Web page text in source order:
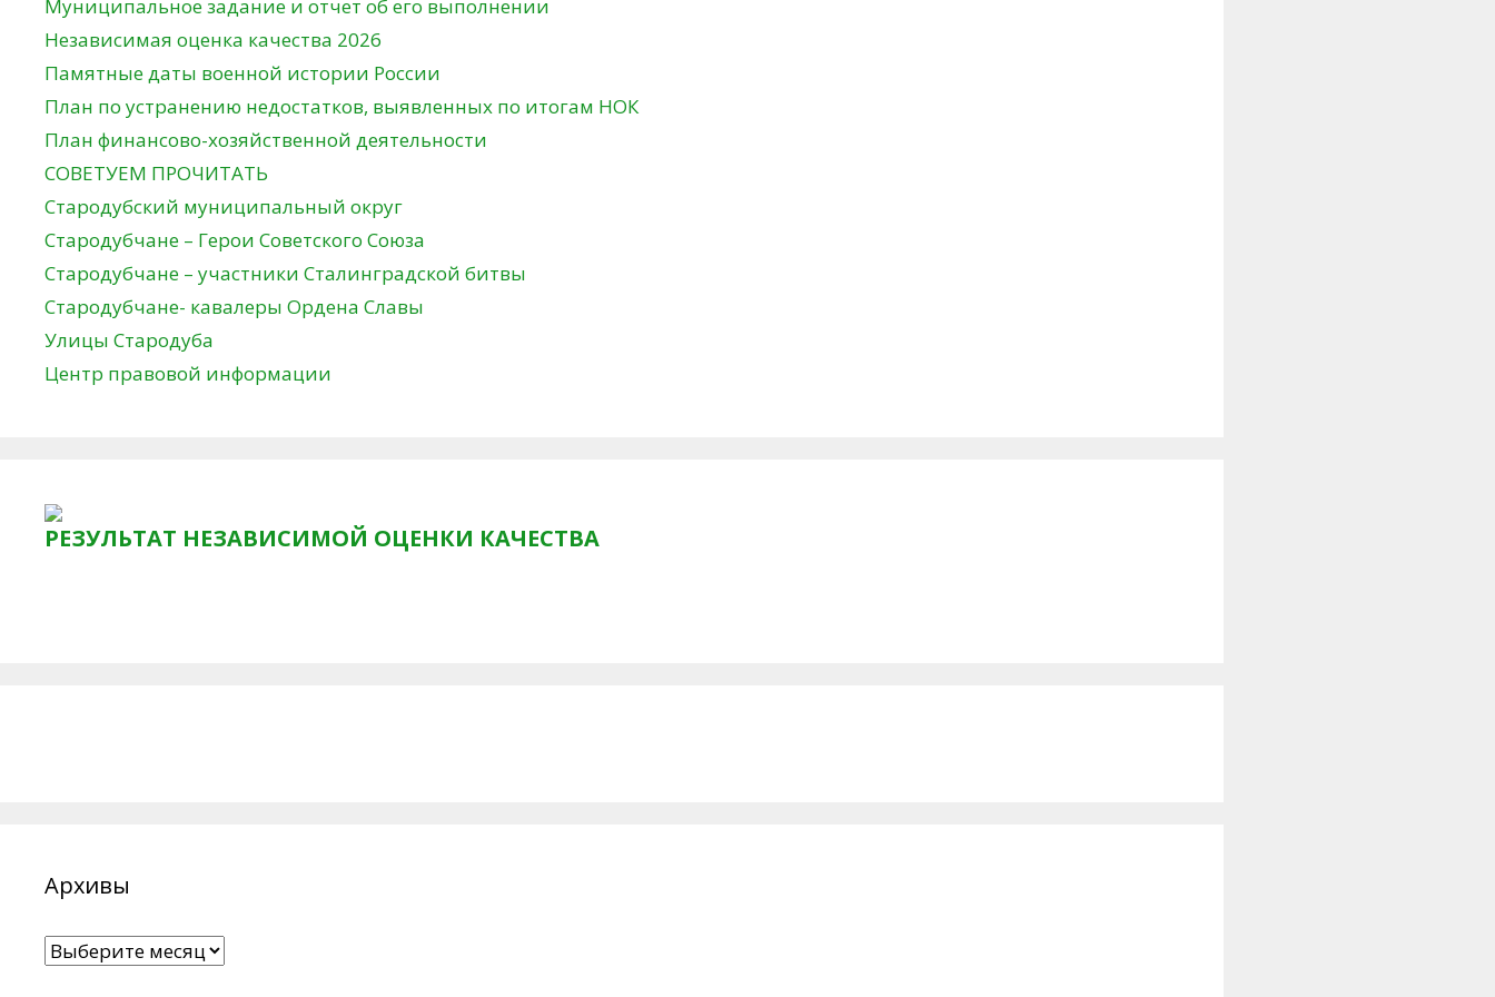
Муниципальное задание и отчет об его выполнении
Независимая оценка качества 2026
Памятные даты военной истории России
План по устранению недостатков, выявленных по итогам НОК
План финансово-хозяйственной деятельности
СОВЕТУЕМ ПРОЧИТАТЬ
Стародубский муниципальный округ
Стародубчане – Герои Советского Союза
Стародубчане – участники Сталинградской битвы
Стародубчане- кавалеры Ордена Славы
Улицы Стародуба
Центр правовой информации
РЕЗУЛЬТАТ НЕЗАВИСИМОЙ ОЦЕНКИ КАЧЕСТВА
Архивы
Архивы